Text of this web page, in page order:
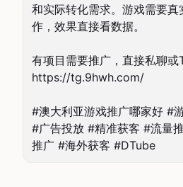
和实际转化需求。游戏需要真
作，效果直接看数据。
有项目需要推广，直接私聊或
https://tg.9hwh.com/
#澳大利亚游戏推广哪家好 #
#广告投放 #精准获客 #流量
推广 #海外获客 #DTube